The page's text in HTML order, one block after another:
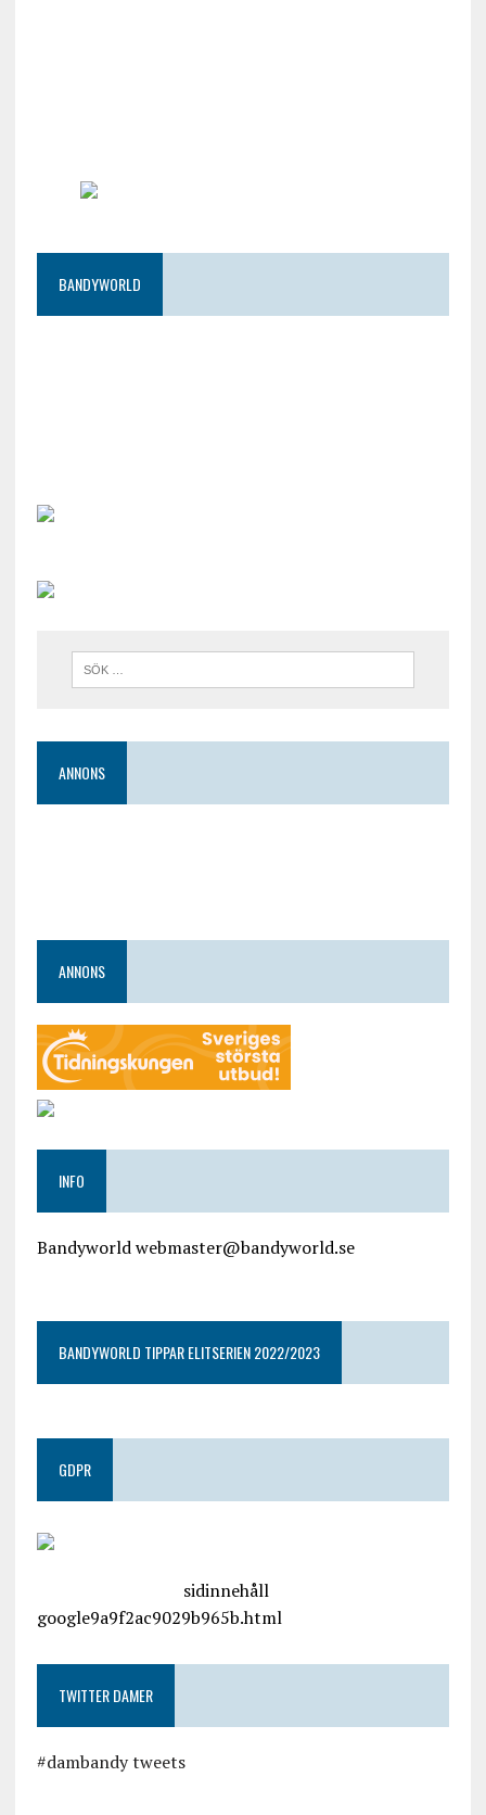
BANDYWORLD
ANNONS
ANNONS
INFO
Bandyworld webmaster@bandyworld.se
BANDYWORLD TIPPAR ELITSERIEN 2022/2023
GDPR
sidinnehåll
google9a9f2ac9029b965b.html
TWITTER DAMER
#dambandy tweets